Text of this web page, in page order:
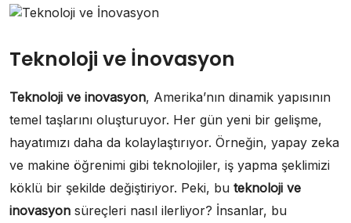
Teknoloji ve İnovasyon
Teknoloji ve inovasyon, Amerika’nın dinamik yapısının
temel taşlarını oluşturuyor. Her gün yeni bir gelişme,
hayatımızı daha da kolaylaştırıyor. Örneğin, yapay zeka
ve makine öğrenimi gibi teknolojiler, iş yapma şeklimizi
köklü bir şekilde değiştiriyor. Peki, bu teknoloji ve
inovasyon süreçleri nasıl ilerliyor? İnsanlar, bu